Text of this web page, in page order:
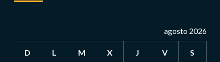
agosto 2026
D L M X J V S